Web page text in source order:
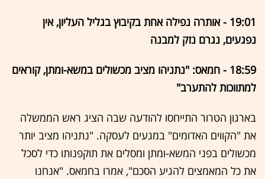
19:01 - אותרה נפילה אחת בקיבוץ בגליל העליון, אין
נפגעים, נגרם נזק למבנה
18:59 - חמאס: "נתניהו מציב מכשולים במשא-ומתן, קוראים
למתווכות להתערב"
בארגון הטרור התייחסו להודעה שבה הציג ראש הממשלה
את "הקווים האדומים" במגעים לעסקה. "נתניהו מציב יותר
מכשולים בפני המשא-ומתן ומסלים את תוקפנותו כדי לסכל
את כל המאמצים להגיע הסכם", אמרו בחמאס. "אנחנו